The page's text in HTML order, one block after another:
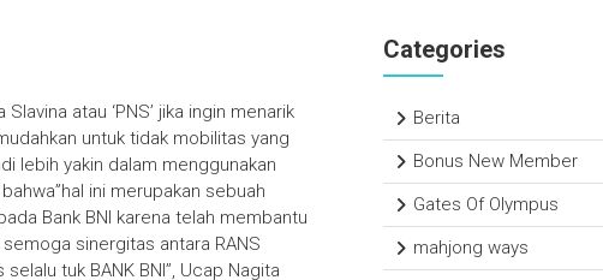
atau ‘PNS’ jika ingin menarik
untuk tidak mobilitas yang
lebih yakin dalam menggunakan
ini merupakan sebuah
Bank BNI karena telah membantu
sinergitas antara RANS
tuk BANK BNI”, Ucap Nagita
Categories
Berita
Bonus New Member
Gates Of Olympus
mahjong ways